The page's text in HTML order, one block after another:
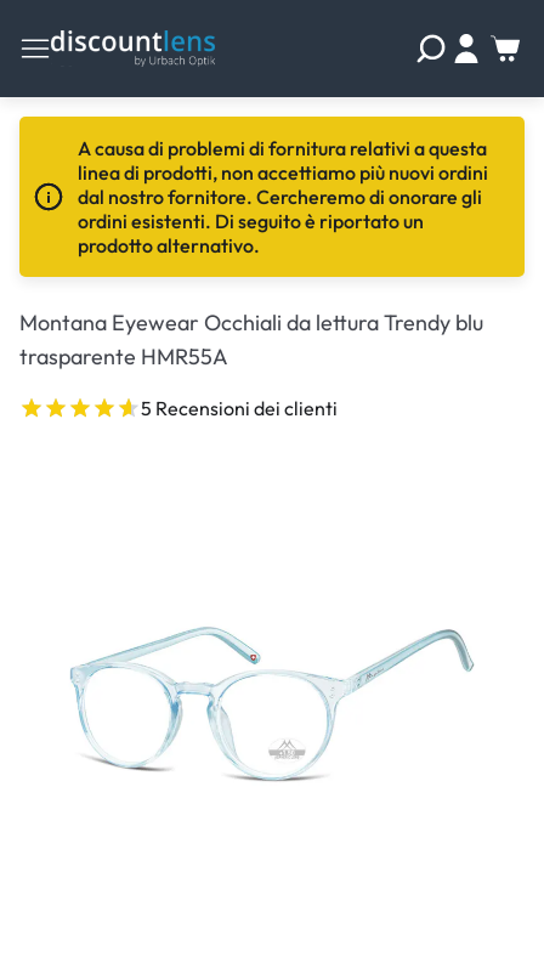
A causa di problemi di fornitura relativi a questa
linea di prodotti, non accettiamo più nuovi ordini
dal nostro fornitore. Cercheremo di onorare gli
ordini esistenti. Di seguito è riportato un
prodotto alternativo.
Montana Eyewear Occhiali da lettura Trendy blu
trasparente HMR55A
5 Recensioni dei clienti